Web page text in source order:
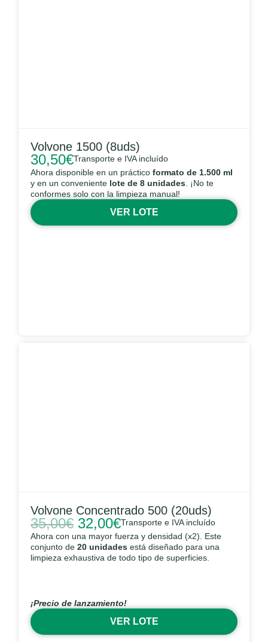
Volvone 1500 (8uds)
30,50€Transporte e IVA incluído
Ahora disponible en un práctico formato de 1.500 ml
y en un conveniente lote de 8 unidades . ¡No te
conformes solo con la limpieza manual!
VER LOTE
Volvone Concentrado 500 (20uds)
35,00€ 32,00€Transporte e IVA incluído
Ahora con una mayor fuerza y densidad (x2). Este
conjunto de 20 unidades está diseñado para una
limpieza exhaustiva de todo tipo de superficies.
¡Precio de lanzamiento!
VER LOTE